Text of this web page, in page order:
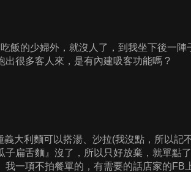
飯的少婦外，就沒人了，到我坐下後一陣
很多客人來，是有內建吸客功能嗎 ?
大利麵可以搭湯、沙拉(我沒點，所以記
扁舌麵』沒了，所以只好放棄，就單點
一項不拍餐單的，有需要的話店家的FB